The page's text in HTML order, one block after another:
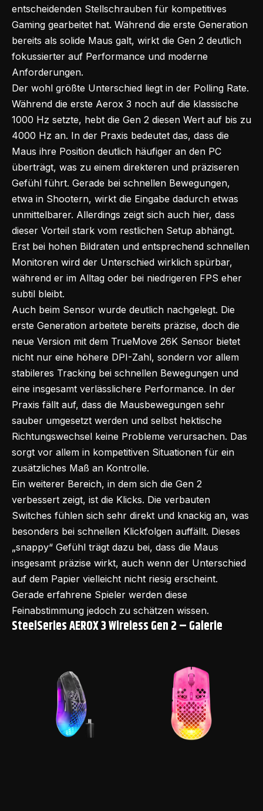
entscheidenden Stellschrauben für kompetitives
Gaming gearbeitet hat. Während die erste Generation
bereits als solide Maus galt, wirkt die Gen 2 deutlich
fokussierter auf Performance und moderne
Anforderungen.
Der wohl größte Unterschied liegt in der Polling Rate.
Während die erste Aerox 3 noch auf die klassische
1000 Hz setzte, hebt die Gen 2 diesen Wert auf bis zu
4000 Hz an. In der Praxis bedeutet das, dass die
Maus ihre Position deutlich häufiger an den PC
überträgt, was zu einem direkteren und präziseren
Gefühl führt. Gerade bei schnellen Bewegungen,
etwa in Shootern, wirkt die Eingabe dadurch etwas
unmittelbarer. Allerdings zeigt sich auch hier, dass
dieser Vorteil stark vom restlichen Setup abhängt.
Erst bei hohen Bildraten und entsprechend schnellen
Monitoren wird der Unterschied wirklich spürbar,
während er im Alltag oder bei niedrigeren FPS eher
subtil bleibt.
Auch beim Sensor wurde deutlich nachgelegt. Die
erste Generation arbeitete bereits präzise, doch die
neue Version mit dem TrueMove 26K Sensor bietet
nicht nur eine höhere DPI-Zahl, sondern vor allem
stabileres Tracking bei schnellen Bewegungen und
eine insgesamt verlässlichere Performance. In der
Praxis fällt auf, dass die Mausbewegungen sehr
sauber umgesetzt werden und selbst hektische
Richtungswechsel keine Probleme verursachen. Das
sorgt vor allem in kompetitiven Situationen für ein
zusätzliches Maß an Kontrolle.
Ein weiterer Bereich, in dem sich die Gen 2
verbessert zeigt, ist die Klicks. Die verbauten
Switches fühlen sich sehr direkt und knackig an, was
besonders bei schnellen Klickfolgen auffällt. Dieses
„snappy“ Gefühl trägt dazu bei, dass die Maus
insgesamt präzise wirkt, auch wenn der Unterschied
auf dem Papier vielleicht nicht riesig erscheint.
Gerade erfahrene Spieler werden diese
Feinabstimmung jedoch zu schätzen wissen.
SteelSeries AEROX 3 Wireless Gen 2 – Galerie